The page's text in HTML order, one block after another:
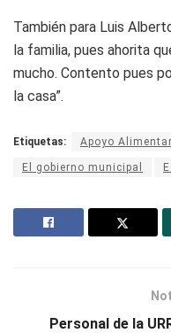
También para Luis
la familia, pues ahorita
mucho. Contento pues
la casa”.
Etiquetas: Apoyo
El gobierno municipal
Personal de la